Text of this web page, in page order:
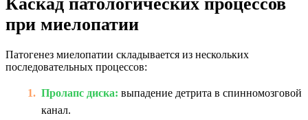
при миелопатии
Патогенез миелопатии складывается из нескольких
последовательных процессов:
Пролапс диска: выпадение детрита в спинномозговой
канал.